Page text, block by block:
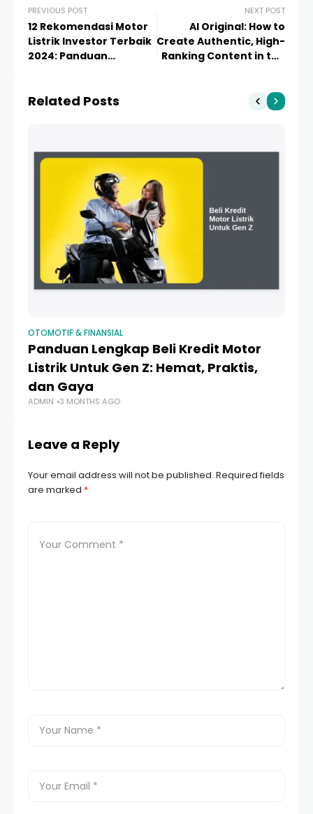
PREVIOUS POST
12 Rekomendasi Motor
Listrik Investor Terbaik
2024: Panduan
NEXT POST
AI Original: How to
Create Authentic, High-
Ranking Content in the
Related Posts
OTOMOTIF & FINANSIAL
Panduan Lengkap Beli Kredit Motor
Listrik Untuk Gen Z: Hemat, Praktis,
dan Gaya
ADMIN 3 MONTHS AGO
Leave a Reply
Your email address will not be published. Required fields
are marked *